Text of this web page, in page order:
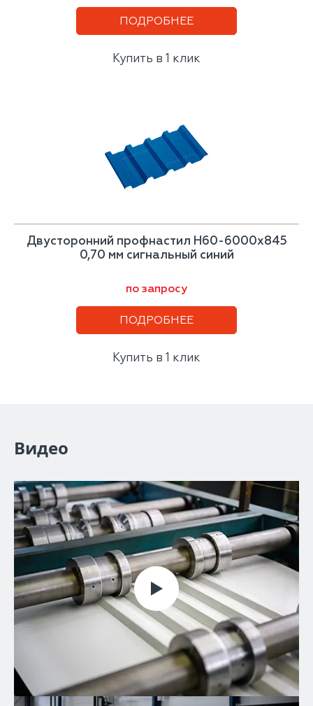
ПОДРОБНЕЕ
Купить в 1 клик
Двусторонний профнастил Н60-6000х845
0,70 мм сигнальный синий
по запросу
ПОДРОБНЕЕ
Купить в 1 клик
Видео